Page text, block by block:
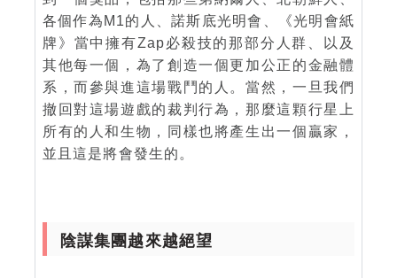
各個作為M1的人、諾斯底光明會、《光明會紙
牌》當中擁有Zap必殺技的那部分人群、以及
其他每一個，為了創造一個更加公正的金融體
系，而參與進這場戰鬥的人。當然，一旦我們
撤回對這場遊戲的裁判行為，那麼這顆行星上
所有的人和生物，同樣也將產生出一個贏家，
並且這是將會發生的。
陰謀集團越來越絕望